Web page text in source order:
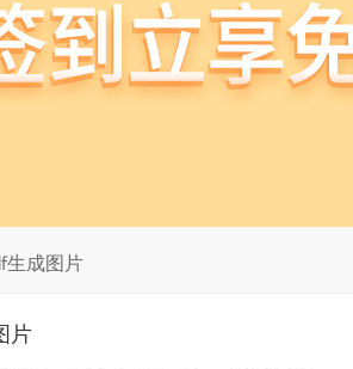
生成图片
片